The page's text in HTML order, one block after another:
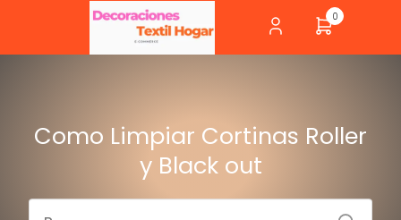
0
Como Limpiar Cortinas Roller
y Black out